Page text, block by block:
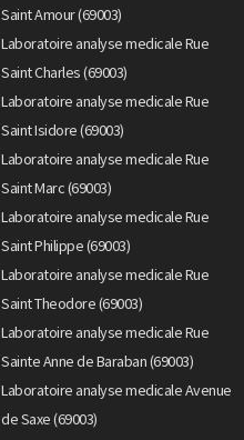
Saint Amour (69003)
Laboratoire analyse medicale Rue
Saint Charles (69003)
Laboratoire analyse medicale Rue
Saint Isidore (69003)
Laboratoire analyse medicale Rue
Saint Marc (69003)
Laboratoire analyse medicale Rue
Saint Philippe (69003)
Laboratoire analyse medicale Rue
Saint Theodore (69003)
Laboratoire analyse medicale Rue
Sainte Anne de Baraban (69003)
Laboratoire analyse medicale Avenue
de Saxe (69003)